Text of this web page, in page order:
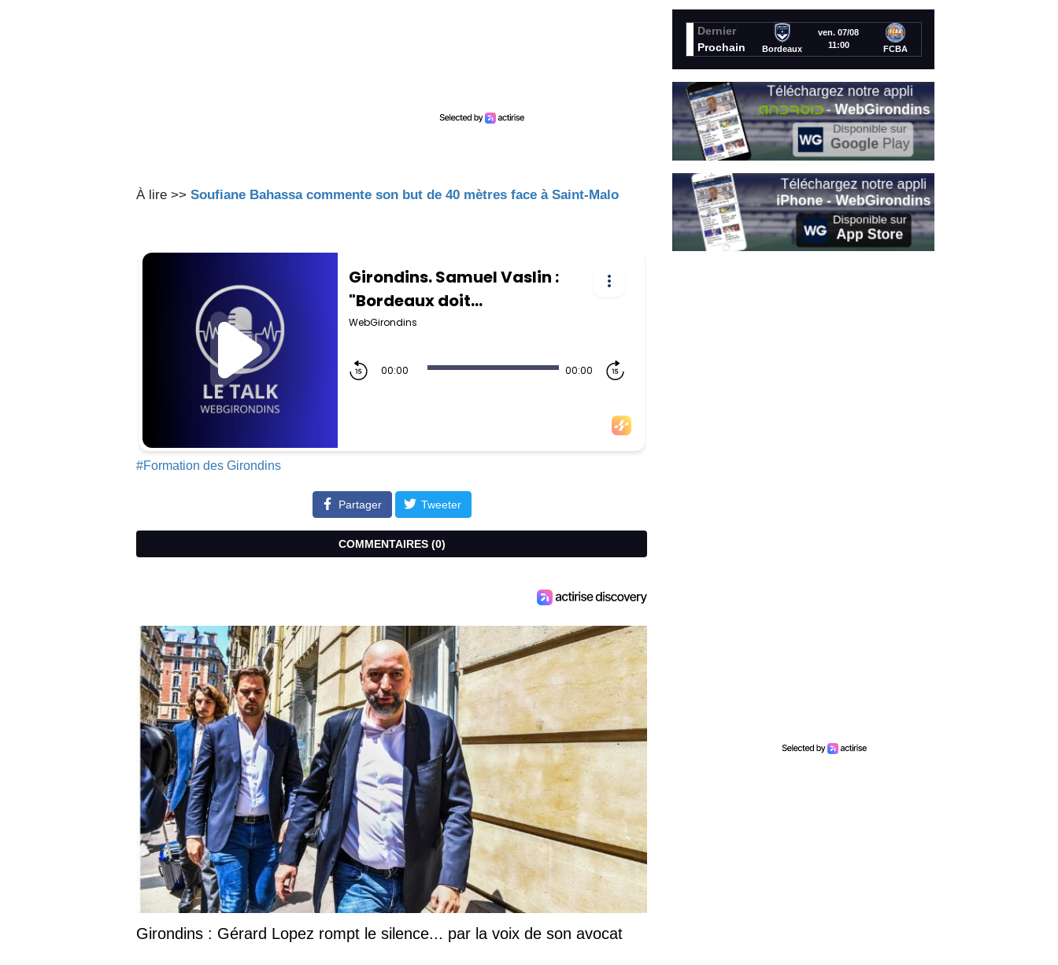
À lire >> Soufiane Bahassa commente son but de 40 mètres face à Saint-Malo
#Formation des Girondins
Partager Tweeter
COMMENTAIRES (0)
Girondins : Gérard Lopez rompt le silence... par la voix de son avocat
Dernier
Prochain
Bordeaux
ven. 07/08
11:00
FCBA